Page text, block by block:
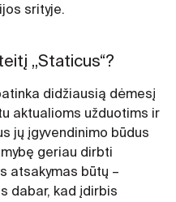
srityje.
„Staticus“?
didžiausią dėmesį
aktualioms užduotims ir
jų įgyvendinimo būdus
geriau dirbti
atsakymas būtų –
dabar, kad įdirbis